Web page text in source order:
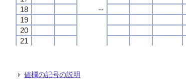
--
18
19
20
21
24
--
18
19
20
21
24
--
18
19
20
21
24
--
18
19
20
21
24
値欄の記号の説明